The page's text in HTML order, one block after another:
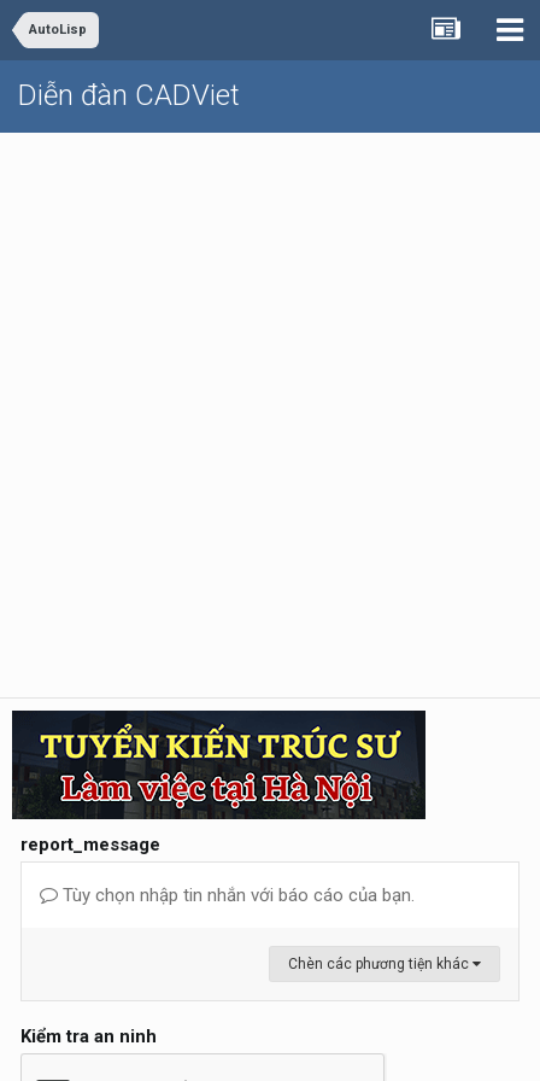
AutoLisp
Diễn đàn CADViet
report_message
Tùy chọn nhập tin nhắn với báo cáo của bạn.
Chèn các phương tiện khác
Kiểm tra an ninh